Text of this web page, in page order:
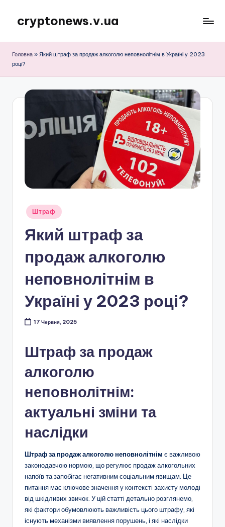
Перейти
вмісту
cryptonews.v.ua
криптовалют,
прогнози
Головна » Який штраф за продаж алкоголю неповнолітнім в Україні у 2023
році?
Опубліковано
Штраф
Який штраф за
продаж алкоголю
неповнолітнім в
Україні у 2023 році?
17 Червня, 2025
Штраф за продаж
алкоголю
неповнолітнім:
актуальні зміни та
наслідки
Штраф за продаж алкоголю неповнолітнім є важливою
законодавчою нормою, що регулює продаж алкогольних
напоїв та запобігає негативним соціальним явищам. Це
питання має ключове значення у контексті захисту молоді
від шкідливих звичок. У цій статті детально розглянемо,
які фактори обумовлюють важливість цього штрафу, які
існують механізми виявлення порушень, і які наслідки